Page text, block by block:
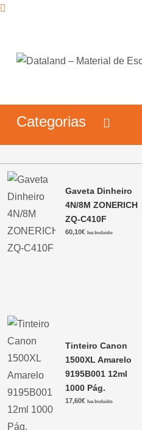
content
Categorias
Gaveta Dinheiro
4N/8M ZONERICH
ZQ-C410F
60,10€ Iva Incluido
Tinteiro Canon
1500XL Amarelo
9195B001 12ml
1000 Pág.
17,60€ Iva Incluido